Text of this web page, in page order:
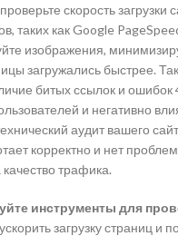
скорость
таких как Google
изображения,
загружались быстрее.
битых ссылок и ошибок
и негативно
аудит вашего
корректно и нет
трафика.
инструменты для
загрузку страниц и